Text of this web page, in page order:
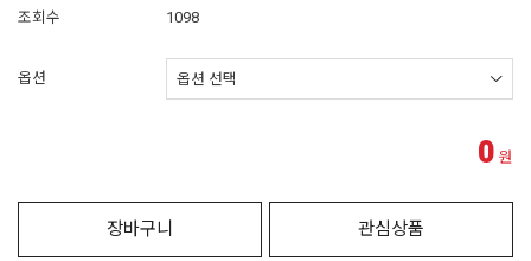
조회수
1098
옵션
0 원
장바구니 관심상품